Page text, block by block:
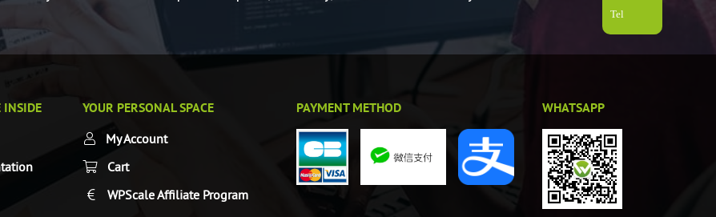
Tel
INSIDE YOUR PERSONAL SPACE
My Account
Cart
WPScale Affiliate Program
PAYMENT METHOD WHATSAPP